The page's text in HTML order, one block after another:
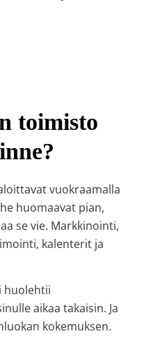
toimisto
vuokraamalla
huomaavat pian,
se vie. Markkinointi,
kalenterit ja
huolehtii
aikaa takaisin. Ja
kokemuksen.